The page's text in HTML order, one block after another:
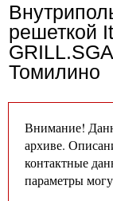
решеткой
Томилино
Внимание!
архиве.
контактные
параметры